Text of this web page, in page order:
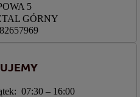
5
GÓRNY
07:30 – 16:00